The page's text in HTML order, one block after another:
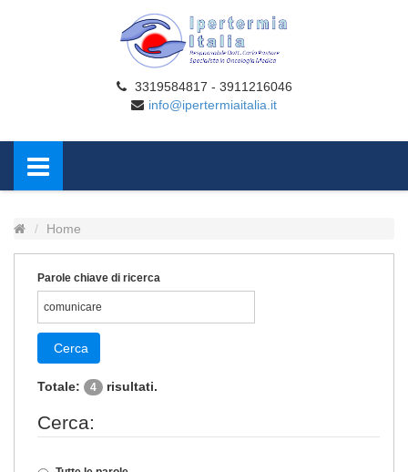
3319584817 - 3911216046
info@ipertermiaitalia.it
Home
Parole chiave di ricerca
Cerca
Totale: 4 risultati.
Cerca: